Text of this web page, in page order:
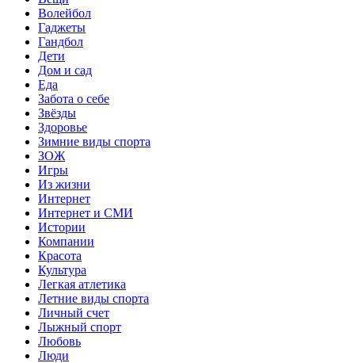
Волейбол
Гаджеты
Гандбол
Дети
Дом и сад
Еда
Забота о себе
Звёзды
Здоровье
Зимние виды спорта
ЗОЖ
Игры
Из жизни
Интернет
Интернет и СМИ
Истории
Компании
Красота
Культура
Легкая атлетика
Летние виды спорта
Личный счет
Лыжный спорт
Любовь
Люди